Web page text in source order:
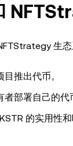
生
推出代币。
者部署自己的
的实用性